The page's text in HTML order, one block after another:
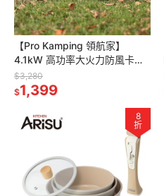
【Pro Kamping 領航家】
4.1kW 高功率大火力防風卡式
瓦斯爐 X4100II 附軍綠質感硬
盒(坦克戰術風)
$3,280
$1,399
8
折